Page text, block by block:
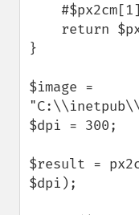
}
$image =
$dpi = 300;
$result =
$dpi);